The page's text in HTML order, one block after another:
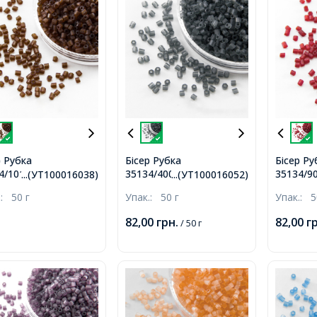
...(УТ100016038)
Рубка
10140/10 Чеський
TM,
50 г
...(УТ100016052)
Бісер Рубка
35134/40010/10 Чеський
матовий TM, Сірий,
Упак.: 50 г
82,00 грн. / 50 г
Бісер
35134/
Упак.:
82,00